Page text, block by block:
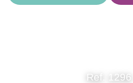
Ref. 1296